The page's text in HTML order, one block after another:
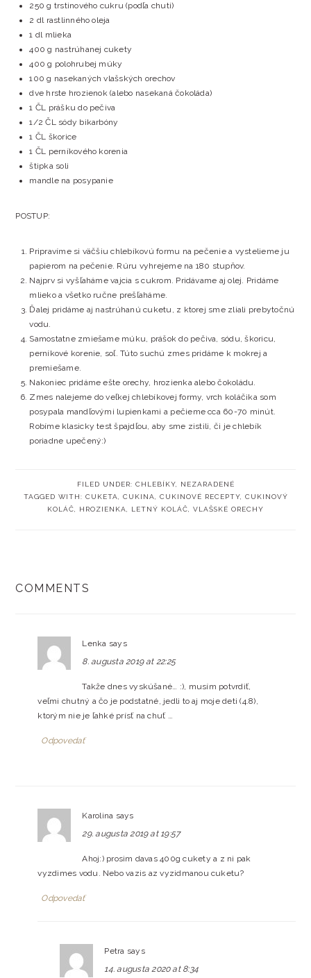
250 g trstinového cukru (podľa chuti)
2 dl rastlinného oleja
1 dl mlieka
400 g nastrúhanej cukety
400 g polohrubej múky
100 g nasekaných vlašských orechov
dve hrste hrozienok (alebo nasekaná čokoláda)
1 ČL prášku do pečiva
1/2 ČL sódy bikarbóny
1 ČL škorice
1 ČL perníkového korenia
štipka soli
mandle na posypanie
POSTUP:
Pripravíme si väčšiu chlebíkovú formu na pečenie a vystelieme ju
papierom na pečenie. Rúru vyhrejeme na 180 stupňov.
Najprv si vyšľaháme vajcia s cukrom. Pridávame aj olej. Pridáme
mlieko a všetko ručne prešľaháme.
Ďalej pridáme aj nastrúhanú cuketu, z ktorej sme zliali prebytočnú
vodu.
Samostatne zmiešame múku, prášok do pečiva, sódu, škoricu,
perníkové korenie, soľ. Túto suchú zmes pridáme k mokrej a
premiešame.
Nakoniec pridáme ešte orechy, hrozienka alebo čokoládu.
Zmes nalejeme do veľkej chlebíkovej formy, vrch koláčika som
posypala mandľovými lupienkami a pečieme cca 60-70 minút.
Robíme klasicky test špajdľou, aby sme zistili, či je chlebík
poriadne upečený:)
FILED UNDER: CHLEBÍKY,
NEZARADENÉ
TAGGED WITH: CUKETA CUKINA CUKINOVÉ RECEPTY, CUKINOVÝ
KOLÁČ
HROZIENKA LETNÝ KOLÁČ VLAŠSKÉ ORECHY
COMMENTS
Lenka says
8. augusta 2019 at 22:25
Takže dnes vyskúšané… :), musím potvrdiť,
veľmi chutný a čo je podstatné, jedli to aj moje deti (4.8),
ktorým nie je ľahké prísť na chuť …
Odpovedať
Karolina says
29. augusta 2019 at 19:57
Ahoj:) prosim davas 400g cukety a z ni pak
vyzdimes vodu. Nebo vazis az vyzidmanou cuketu?
Odpovedať
Petra says
14. augusta 2020 at 8:34